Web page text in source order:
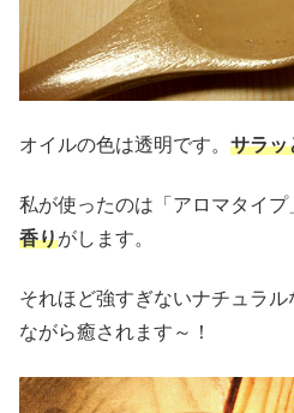
オイルの色は透明です。 サラッ
私が使ったのは「アロマタイプ
香りがします。
それほど強すぎないナチュラ
ながら癒されます～！